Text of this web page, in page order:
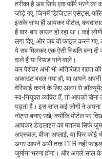
तरीका हैअब सिर्फ एक फॉर्म भरने का
जोड़े गए, जिनमें डिजिटल एसेट्स,
इसके साथ हीआयकर पोर्टल,
हैबार-बार डाउन हो रहा था। कई
लगा दिए, और जब वो फाइल करने गए,
ये सब मिलकर एक ऐसी स्थिति बना
वाले हैं या रिफंड पाने वाले।
कर पेशेवर अभी भी अतिरिक्त राहत
अकाउंट बदल गया हो, या आपने
वेरिफाई करने के लिए अलग से
स्व-नियुक्त व्यक्ति हैं, तो आपको
पड़ता है। इस साल कई लोगों ने
नोट्स बनाए रखे, क्योंकि पोर्टल पर
आयकर डेडलाइन का मतलब सिर्फ
अप्रूवल, वीजा अप्लाई, या फिर
अगर आपने अभी तक ITR नहीं
जुर्माना भरना होगा। और अगले साल